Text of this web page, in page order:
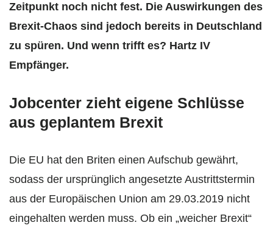
Zeitpunkt noch nicht fest. Die Auswirkungen des
Brexit-Chaos sind jedoch bereits in Deutschland
zu spüren. Und wenn trifft es? Hartz IV
Empfänger.
Jobcenter zieht eigene Schlüsse
aus geplantem Brexit
Die EU hat den Briten einen Aufschub gewährt,
sodass der ursprünglich angesetzte Austrittstermin
aus der Europäischen Union am 29.03.2019 nicht
eingehalten werden muss. Ob ein „weicher Brexit“